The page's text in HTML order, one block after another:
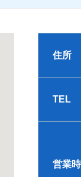
住所
TEL
営業